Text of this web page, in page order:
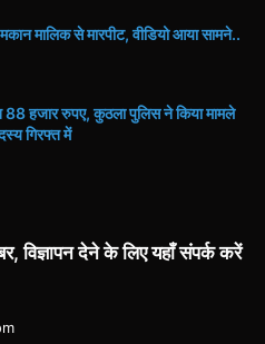
मालिक से मारपीट, वीडियो आया सामने..
हजार रुपए, कुठला पुलिस ने किया मामले
गिरफ्त में
विज्ञापन देने के लिए यहाँ संपर्क करें